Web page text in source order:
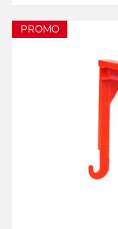
PROMO